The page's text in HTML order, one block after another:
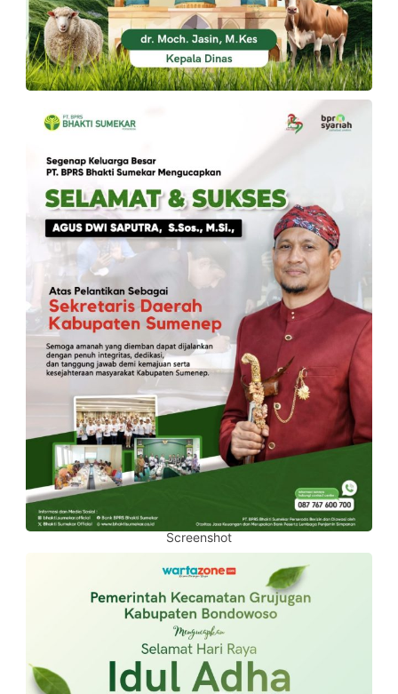
Screenshot